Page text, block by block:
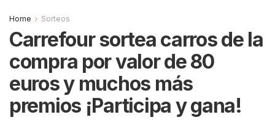
Home Sorteos
Carrefour sortea carros de la
compra por valor de 80
euros y muchos más
premios ¡Participa y gana!